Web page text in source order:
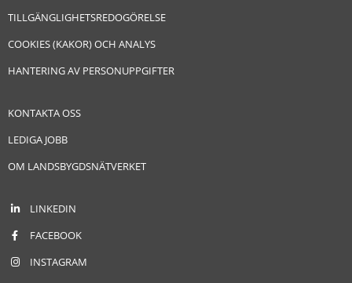
TILLGÄNGLIGHETSREDOGÖRELSE
COOKIES (KAKOR) OCH ANALYS
HANTERING AV PERSONUPPGIFTER
KONTAKTA OSS
LEDIGA JOBB
OM LANDSBYGDSNÄTVERKET
LINKEDIN
FACEBOOK
INSTAGRAM